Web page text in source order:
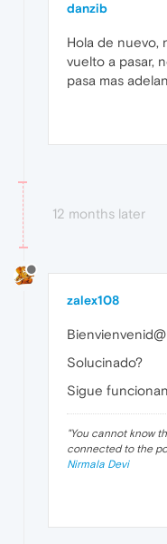
danzib
Hola de nuevo,
vuelto a pasar,
pasa mas
12 months later
zalex108
Solucinado?
Sigue
"You cannot know
connected to the
Nirmala Devi